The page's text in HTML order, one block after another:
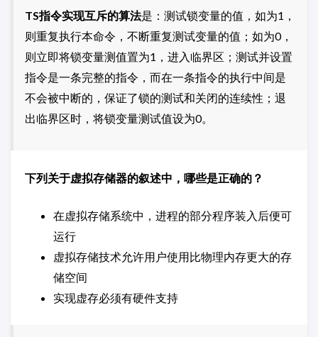
TS指令实现互斥的算法是：测试锁变量的值，如为1，
则重复执行本命令，不断重复测试变量的值；如为0，
则立即将锁变量测值置为1，进入临界区；测试并设置
指令是一条完整的指令，而在一条指令的执行中间是
不会被中断的，保证了锁的测试和关闭的连续性；退
出临界区时，将锁变量测试值设为0。
下列关于虚拟存储器的叙述中，哪些是正确的？
在虚拟存储系统中，进程的部分程序装入后便可
运行
虚拟存储技术允许用户使用比物理内存更大的存
储空间
实现虚存必须有硬件支持